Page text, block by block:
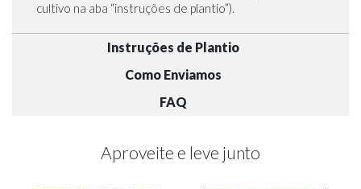
cultivo na aba “instruções de plantio”).
Instruções de Plantio
Como Enviamos
FAQ
Aproveite e leve junto